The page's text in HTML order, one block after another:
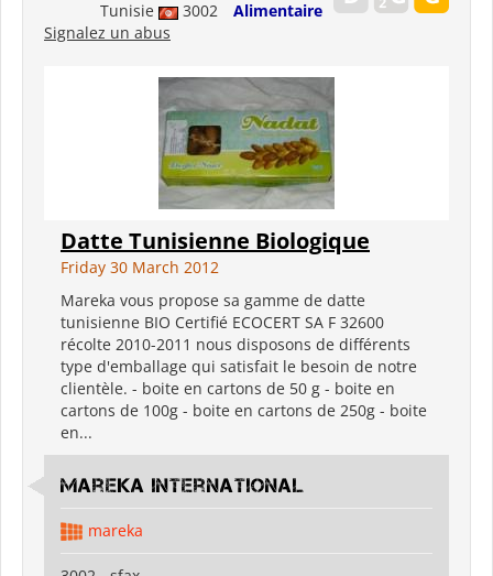
Tunisie 3002
Alimentaire
Signalez un abus
Datte Tunisienne Biologique
Friday 30 March 2012
Mareka vous propose sa gamme de datte
tunisienne BIO Certifié ECOCERT SA F 32600
récolte 2010-2011 nous disposons de différents
type d'emballage qui satisfait le besoin de notre
clientèle. - boite en cartons de 50 g - boite en
cartons de 100g - boite en cartons de 250g - boite
en...
Mareka international
mareka